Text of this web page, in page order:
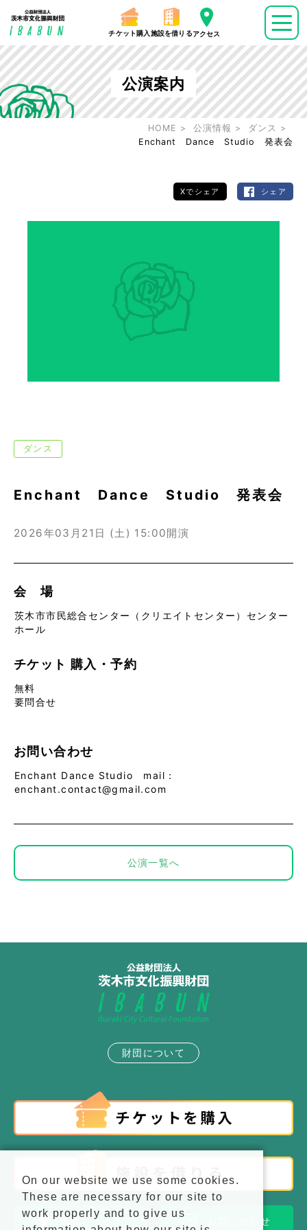
チケット購入 施設を借りるアクセス
公演案内
HOME 公演情報
ダンス
Enchant Dance Studio 発表会
Xでシェア シェア
ダンス
Enchant Dance Studio 発表会
2026年03月21日 (土) 15:00開演
会 場
茨木市市民総合センター（クリエイトセンター）センター
ホール
チケット 購入・予約
無料
要問合せ
お問い合わせ
Enchant Dance Studio mail：
enchant.contact@gmail.com
公演一覧へ
財団について
施設アクセス お問い合わせ
On our website we use some cookies.
These are necessary for our site to
work properly and to give us